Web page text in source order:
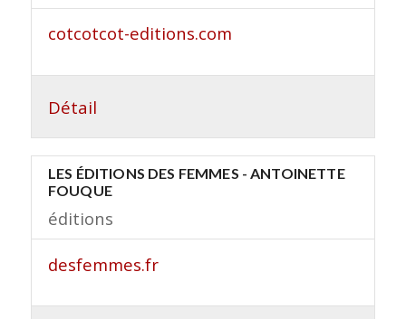
cotcotcot-editions.com
Détail
LES ÉDITIONS DES FEMMES - ANTOINETTE
FOUQUE
éditions
desfemmes.fr